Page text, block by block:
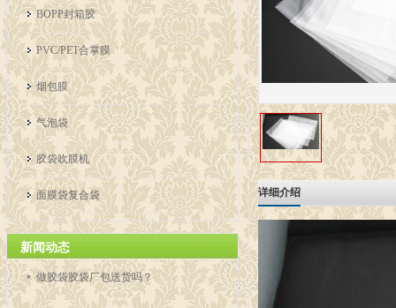
BOPP封箱胶
PVC/PET合掌膜
烟包膜
气泡袋
胶袋吹膜机
面膜袋复合袋
新闻动态
做胶袋胶袋厂包送货吗？
详细介绍